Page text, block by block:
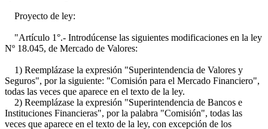
Proyecto de ley:
"Artículo 1°.- Introdúcense las siguientes modificaciones en la ley
Nº 18.045, de Mercado de Valores:
1) Reemplázase la expresión "Superintendencia de Valores y
Seguros", por la siguiente: "Comisión para el Mercado Financiero",
todas las veces que aparece en el texto de la ley.
2) Reemplázase la expresión "Superintendencia de Bancos e
Instituciones Financieras", por la palabra "Comisión", todas las
veces que aparece en el texto de la ley, con excepción de los